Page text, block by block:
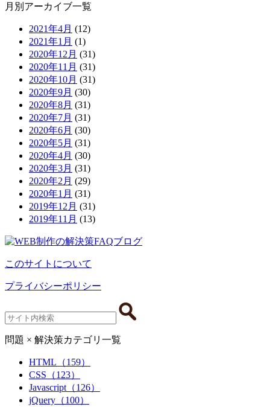
月別アーカイブ一覧
2021年4月 (12)
2021年1月 (1)
2020年12月 (31)
2020年11月 (31)
2020年10月 (31)
2020年9月 (30)
2020年8月 (31)
2020年7月 (31)
2020年6月 (30)
2020年5月 (31)
2020年4月 (30)
2020年3月 (31)
2020年2月 (29)
2020年1月 (31)
2019年12月 (31)
2019年11月 (13)
このサイトについて
プライバシーポリシー
問題 × 解決策カテゴリ一覧
HTML（159）
CSS（123）
Javascript（126）
jQuery（100）